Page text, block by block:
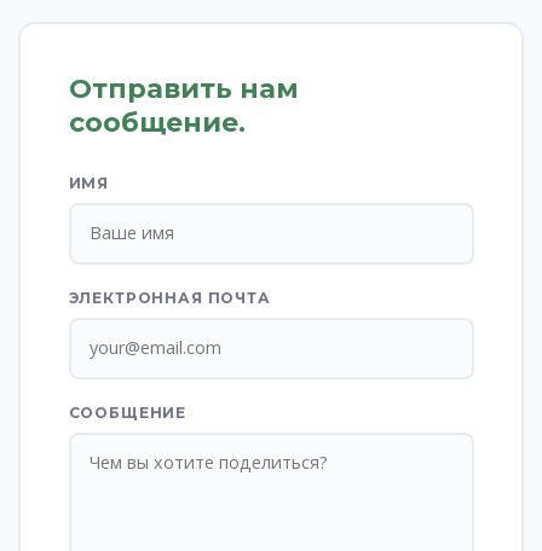
Отправить нам
сообщение.
ИМЯ
ЭЛЕКТРОННАЯ ПОЧТА
СООБЩЕНИЕ